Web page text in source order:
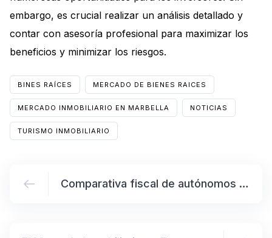
embargo, es crucial realizar un análisis detallado y
contar con asesoría profesional para maximizar los
beneficios y minimizar los riesgos.
BINES RAÍCES MERCADO DE BIENES RAICES
MERCADO INMOBILIARIO EN MARBELLA NOTICIAS
TURISMO INMOBILIARIO
Comparativa fiscal de autónomos entre España y otros países de Europa.